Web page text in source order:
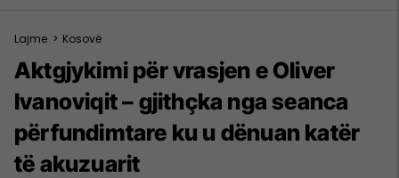
Lajme > Kosovë
Aktgjykimi për vrasjen e Oliver
Ivanoviqit – gjithçka nga seanca
përfundimtare ku u dënuan katër
të akuzuarit